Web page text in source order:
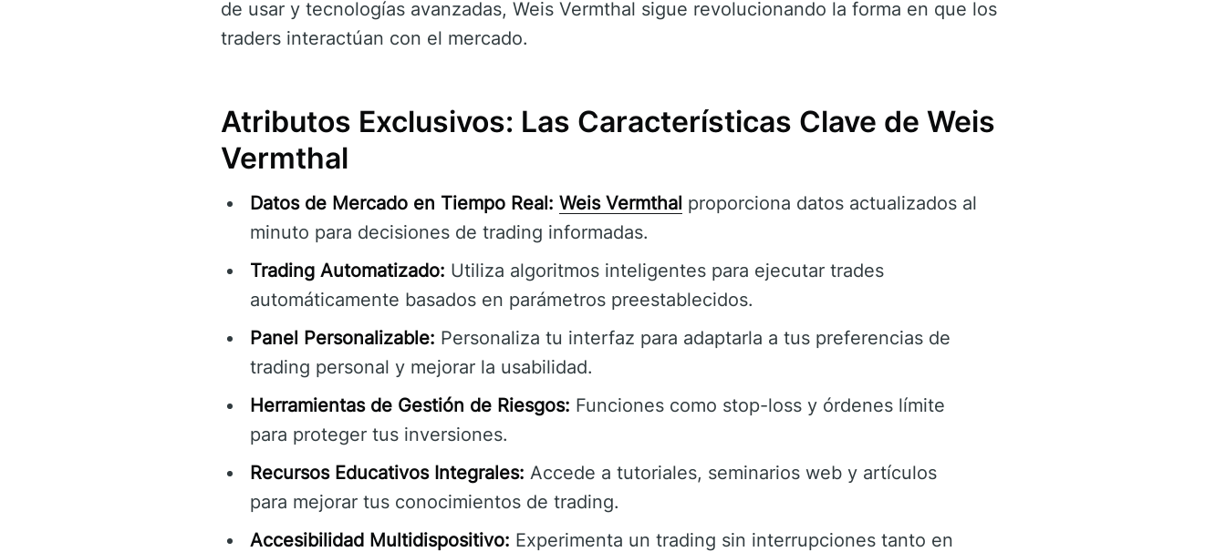
de usar y tecnologías avanzadas, Weis Vermthal sigue revolucionando la forma en que los
traders interactúan con el mercado.
Atributos Exclusivos: Las Características Clave de Weis
Vermthal
Datos de Mercado en Tiempo Real: Weis Vermthal proporciona datos actualizados al
minuto para decisiones de trading informadas.
Trading Automatizado: Utiliza algoritmos inteligentes para ejecutar trades
automáticamente basados en parámetros preestablecidos.
Panel Personalizable: Personaliza tu interfaz para adaptarla a tus preferencias de
trading personal y mejorar la usabilidad.
Herramientas de Gestión de Riesgos: Funciones como stop-loss y órdenes límite
para proteger tus inversiones.
Recursos Educativos Integrales: Accede a tutoriales, seminarios web y artículos
para mejorar tus conocimientos de trading.
Accesibilidad Multidispositivo: Experimenta un trading sin interrupciones tanto en